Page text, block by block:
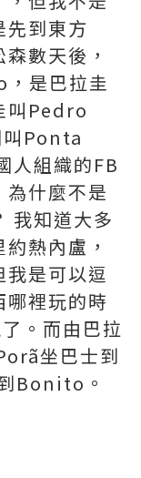
到東方
數天後，
是巴拉圭
叫Pedro
Ponta
人組織的FB
什麼不是
我知道大多
熱內盧，
是可以逗
裡玩的時
。而由巴拉
坐巴士到
Bonito。